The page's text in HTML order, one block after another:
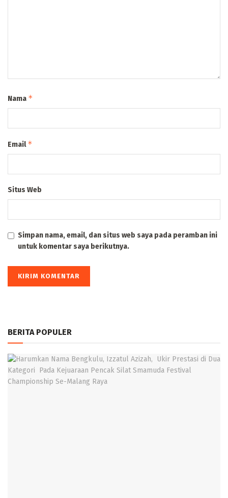
Nama *
Email*
Situs Web
Simpan nama, email, dan situs web saya pada peramban ini
untuk komentar saya berikutnya.
BERITA POPULER